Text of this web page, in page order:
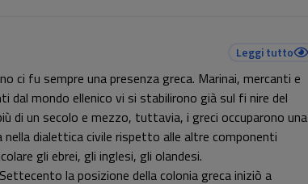
Leggi tutto
ci fu sempre una presenza greca. Marinai, mercanti e
dal mondo ellenico vi si stabilirono già sul fi nire del
di un secolo e mezzo, tuttavia, i greci occuparono una
dialettica civile rispetto alle altre componenti
gli ebrei, gli inglesi, gli olandesi.
la posizione della colonia greca iniziò a